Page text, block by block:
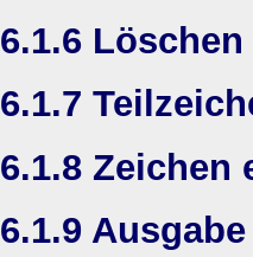
6.1.6 Löschen
6.1.7
6.1.8 Zeichen
6.1.9